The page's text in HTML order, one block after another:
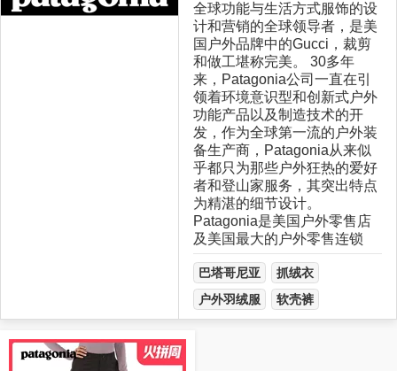
全球功能与生活方式服饰的设
计和营销的全球领导者，是美
国户外品牌中的Gucci，裁剪
和做工堪称完美。 30多年
来，Patagonia公司一直在引
领着环境意识型和创新式户外
功能产品以及制造技术的开
发，作为全球第一流的户外装
备生产商，Patagonia从来似
乎都只为那些户外狂热的爱好
者和登山家服务，其突出特点
为精湛的细节设计。
Patagonia是美国户外零售店
及美国最大的户外零售连锁
巴塔哥尼亚
抓绒衣
户外羽绒服
软壳裤